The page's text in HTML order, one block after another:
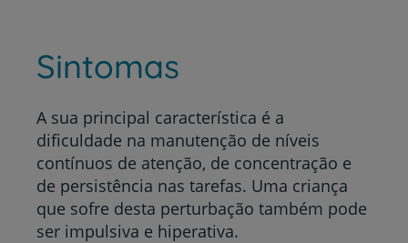
Sintomas
A sua principal característica é a
dificuldade na manutenção de níveis
contínuos de atenção, de concentração e
de persistência nas tarefas. Uma criança
que sofre desta perturbação também pode
ser impulsiva e hiperativa.